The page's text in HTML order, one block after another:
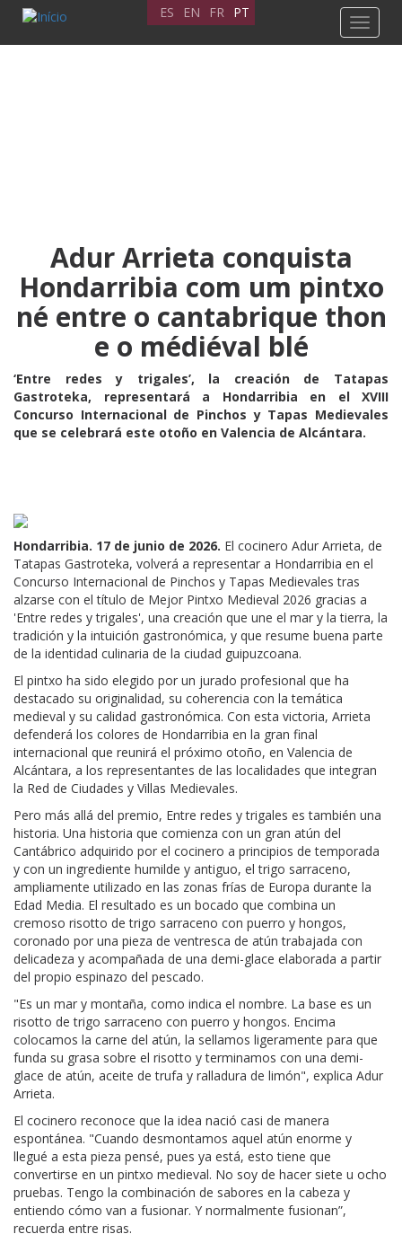
Passar
para
o
Toggle
ES EN FR PT
Adur Arrieta conquista
Hondarribia com um pintxo
né entre o cantabrique thon
e o médiéval blé
‘Entre redes y trigales’, la creación de Tatapas
Gastroteka, representará a Hondarribia en el XVIII
Concurso Internacional de Pinchos y Tapas Medievales
que se celebrará este otoño en Valencia de Alcántara.
Hondarribia. 17 de junio de 2026. El cocinero Adur Arrieta, de
Tatapas Gastroteka, volverá a representar a Hondarribia en el
Concurso Internacional de Pinchos y Tapas Medievales tras
alzarse con el título de Mejor Pintxo Medieval 2026 gracias a
'Entre redes y trigales', una creación que une el mar y la tierra, la
tradición y la intuición gastronómica, y que resume buena parte
de la identidad culinaria de la ciudad guipuzcoana.
El pintxo ha sido elegido por un jurado profesional que ha
destacado su originalidad, su coherencia con la temática
medieval y su calidad gastronómica. Con esta victoria, Arrieta
defenderá los colores de Hondarribia en la gran final
internacional que reunirá el próximo otoño, en Valencia de
Alcántara, a los representantes de las localidades que integran
la Red de Ciudades y Villas Medievales.
Pero más allá del premio, Entre redes y trigales es también una
historia. Una historia que comienza con un gran atún del
Cantábrico adquirido por el cocinero a principios de temporada
y con un ingrediente humilde y antiguo, el trigo sarraceno,
ampliamente utilizado en las zonas frías de Europa durante la
Edad Media. El resultado es un bocado que combina un
cremoso risotto de trigo sarraceno con puerro y hongos,
coronado por una pieza de ventresca de atún trabajada con
delicadeza y acompañada de una demi-glace elaborada a partir
del propio espinazo del pescado.
"Es un mar y montaña, como indica el nombre. La base es un
risotto de trigo sarraceno con puerro y hongos. Encima
colocamos la carne del atún, la sellamos ligeramente para que
funda su grasa sobre el risotto y terminamos con una demi-
glace de atún, aceite de trufa y ralladura de limón", explica Adur
Arrieta.
El cocinero reconoce que la idea nació casi de manera
espontánea. "Cuando desmontamos aquel atún enorme y
llegué a esta pieza pensé, pues ya está, esto tiene que
convertirse en un pintxo medieval. No soy de hacer siete u ocho
pruebas. Tengo la combinación de sabores en la cabeza y
entiendo cómo van a fusionar. Y normalmente fusionan”,
recuerda entre risas.